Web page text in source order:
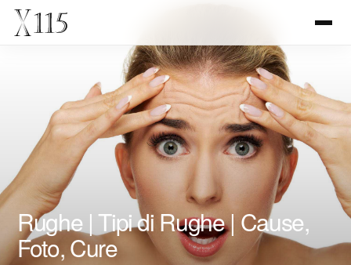
Rughe | Tipi di Rughe | Cause,
Foto, Cure